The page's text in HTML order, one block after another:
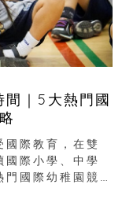
｜5大熱門國
國際教育，在雙
國際小學、中學
門國際幼稚園競